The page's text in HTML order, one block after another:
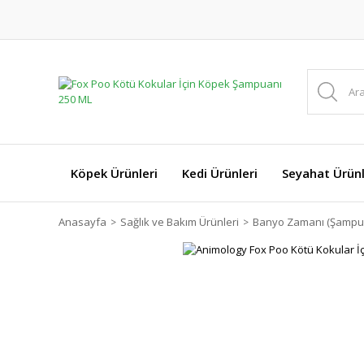
Köpek Ürünleri Kedi Ürünleri Seyahat
Anasayfa Sağlık ve Bakım Ürünleri Banyo Zamanı